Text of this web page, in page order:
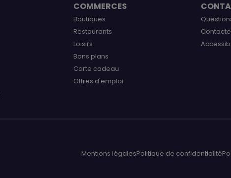
COMMERCES
Boutiques
Restaurants
Loisirs
Bons plans
Carte cadeau
Offres d'emploi
Mentions légalesPolitique de confidentialité